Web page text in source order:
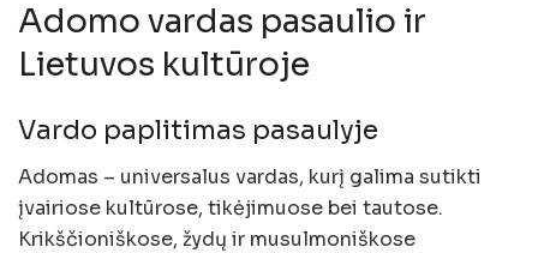
Adomo vardas pasaulio ir
Lietuvos kultūroje
Vardo paplitimas pasaulyje
Adomas – universalus vardas, kurį galima sutikti
įvairiose kultūrose, tikėjimuose bei tautose.
Krikščioniškose, žydų ir musulmoniškose